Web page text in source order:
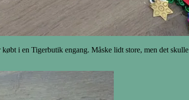
i en Tigerbutik engang. Måske lidt store, men det skulle